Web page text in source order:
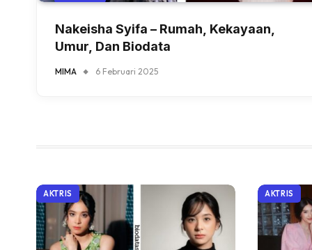
Nakeisha Syifa – Rumah, Kekayaan,
Umur, Dan Biodata
MIMA 6 Februari 2025
AKTRIS AKTRIS